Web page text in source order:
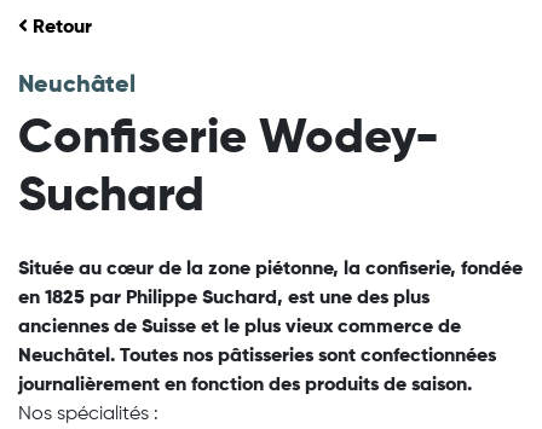
Retour
Neuchâtel
Confiserie Wodey-
Suchard
Située au cœur de la zone piétonne, la confiserie, fondée
en 1825 par Philippe Suchard, est une des plus
anciennes de Suisse et le plus vieux commerce de
Neuchâtel. Toutes nos pâtisseries sont confectionnées
journalièrement en fonction des produits de saison.
Nos spécialités :